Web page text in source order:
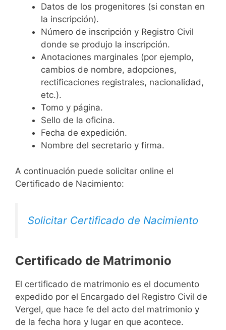
Datos de los progenitores (si constan en
la inscripción).
Número de inscripción y Registro Civil
donde se produjo la inscripción.
Anotaciones marginales (por ejemplo,
cambios de nombre, adopciones,
rectificaciones registrales, nacionalidad,
etc.).
Tomo y página.
Sello de la oficina.
Fecha de expedición.
Nombre del secretario y firma.
A continuación puede solicitar online el
Certificado de Nacimiento:
Solicitar Certificado de Nacimiento
Certificado de Matrimonio
El certificado de matrimonio es el documento
expedido por el Encargado del Registro Civil de
Vergel, que hace fe del acto del matrimonio y
de la fecha hora y lugar en que acontece.